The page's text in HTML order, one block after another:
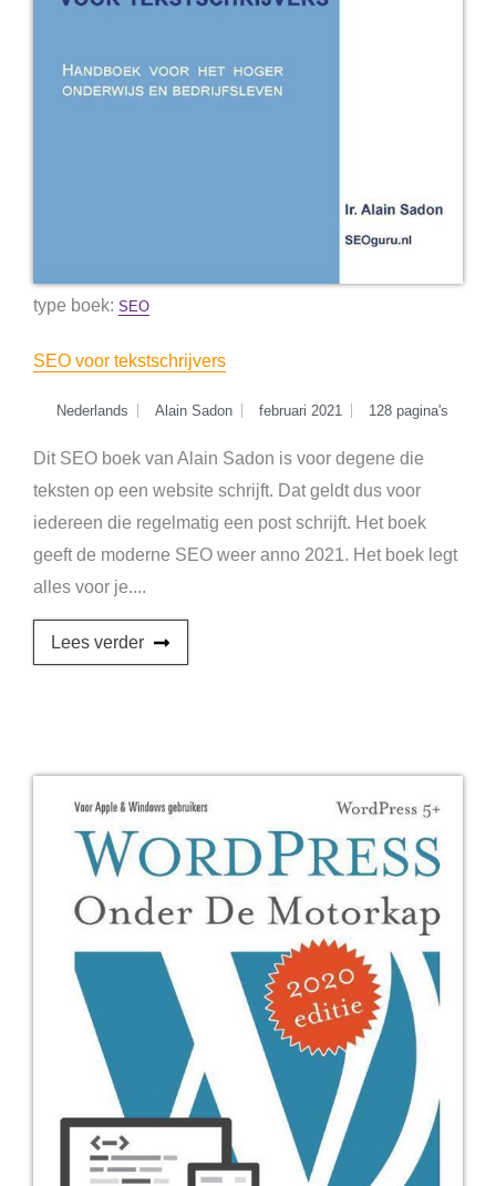
type boek: SEO
SEO voor tekstschrijvers
Nederlands Alain Sadon februari 2021 128 pagina's
Dit SEO boek van Alain Sadon is voor degene die
teksten op een website schrijft. Dat geldt dus voor
iedereen die regelmatig een post schrijft. Het boek
geeft de moderne SEO weer anno 2021. Het boek legt
alles voor je....
Lees verder